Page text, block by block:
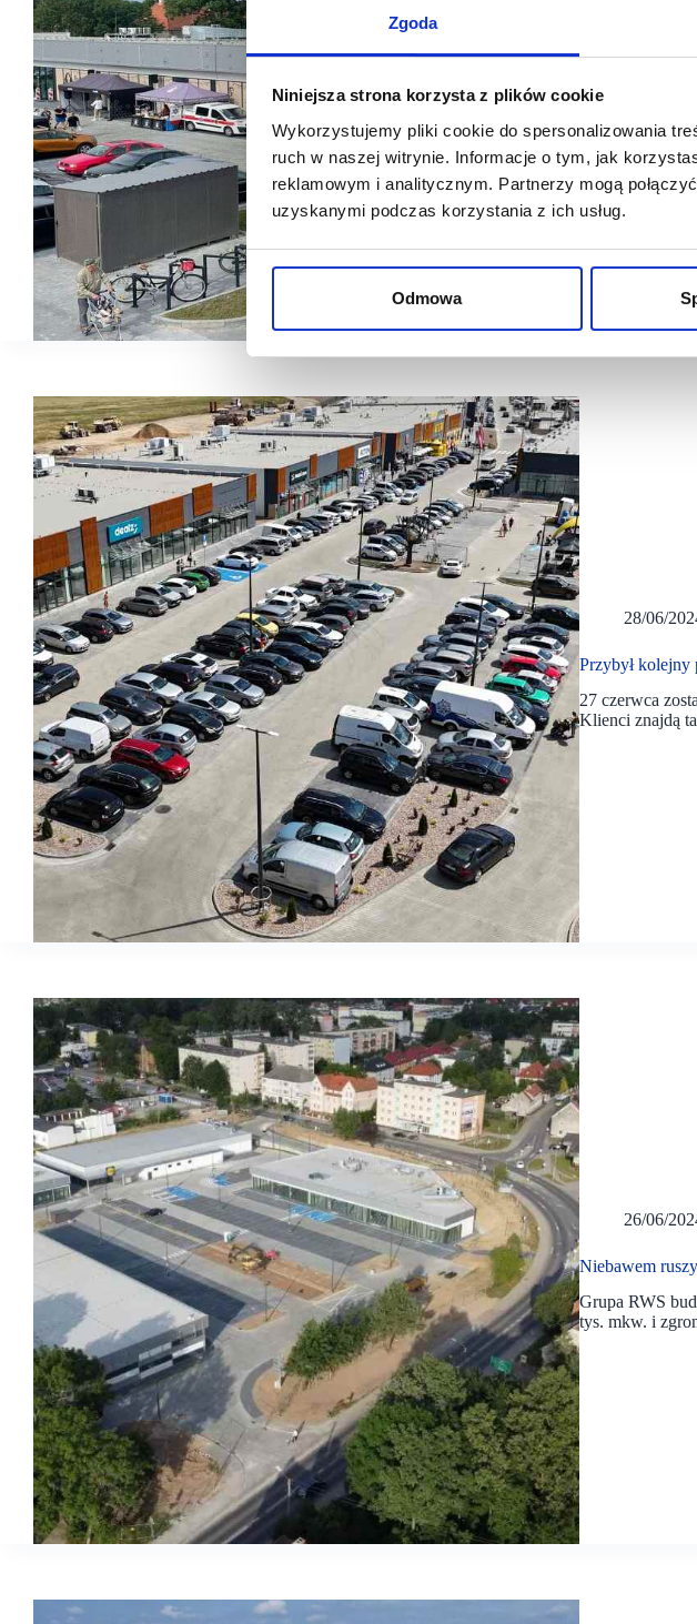
Zgoda
Niniejsza strona korzysta z plików cookie
Wykorzystujemy pliki cookie do spersonalizowania
ruch w naszej witrynie. Informacje o tym, jak
reklamowym i analitycznym. Partnerzy mogą
uzyskanymi podczas korzystania z ich usług.
Odmowa
Opolskie
W Niemodlinie
28/06/
Przybył kolejny
27 czerwca
Klienci znajdą
26/06/
Niebawem
Grupa RWS
tys. mkw. i